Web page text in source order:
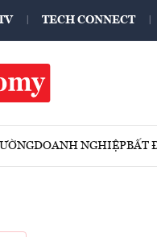
TECH CONNECT
DOANH NGHIỆPBẤT